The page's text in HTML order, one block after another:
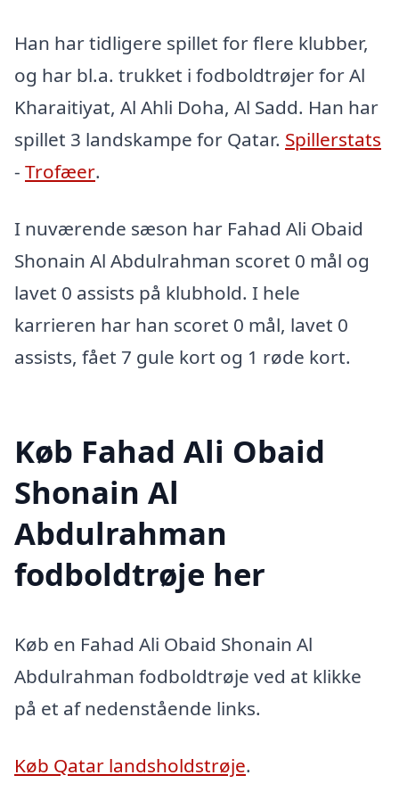
Han har tidligere spillet for flere klubber,
og har bl.a. trukket i fodboldtrøjer for Al
Kharaitiyat, Al Ahli Doha, Al Sadd. Han har
spillet 3 landskampe for Qatar. Spillerstats
- Trofæer.
I nuværende sæson har Fahad Ali Obaid
Shonain Al Abdulrahman scoret 0 mål og
lavet 0 assists på klubhold. I hele
karrieren har han scoret 0 mål, lavet 0
assists, fået 7 gule kort og 1 røde kort.
Køb Fahad Ali Obaid
Shonain Al
Abdulrahman
fodboldtrøje her
Køb en Fahad Ali Obaid Shonain Al
Abdulrahman fodboldtrøje ved at klikke
på et af nedenstående links.
Køb Qatar landsholdstrøje.